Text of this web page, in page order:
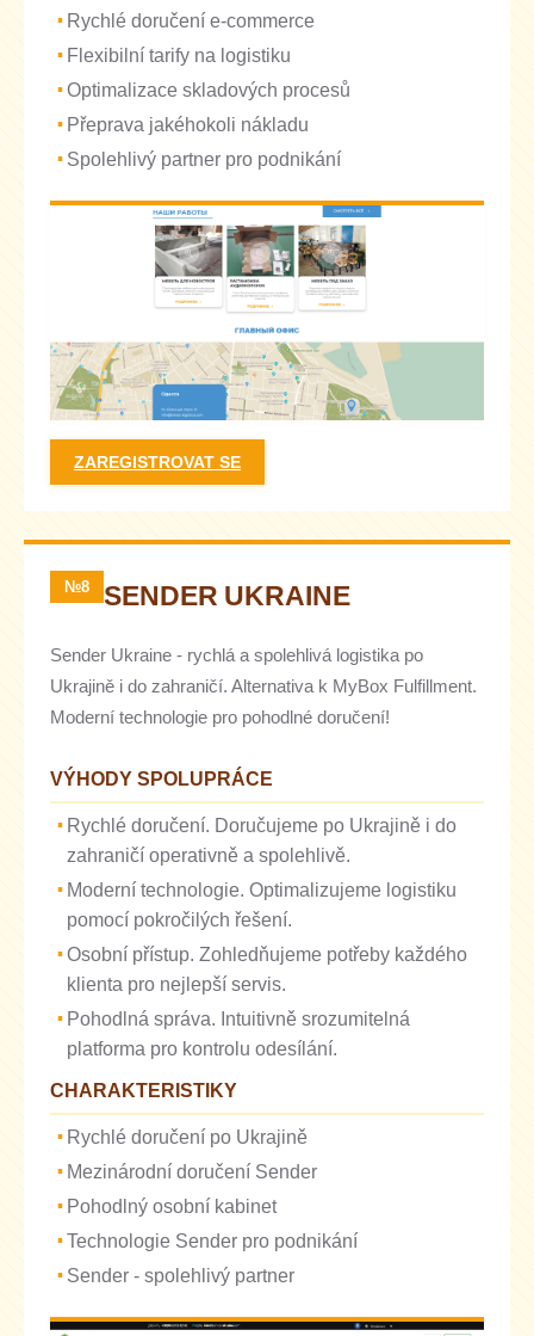
Rychlé doručení e-commerce
Flexibilní tarify na logistiku
Optimalizace skladových procesů
Přeprava jakéhokoli nákladu
Spolehlivý partner pro podnikání
ZAREGISTROVAT SE
№8 SENDER UKRAINE
Sender Ukraine - rychlá a spolehlivá logistika po
Ukrajině i do zahraničí. Alternativa k MyBox Fulfillment.
Moderní technologie pro pohodlné doručení!
VÝHODY SPOLUPRÁCE
Rychlé doručení. Doručujeme po Ukrajině i do
zahraničí operativně a spolehlivě.
Moderní technologie. Optimalizujeme logistiku
pomocí pokročilých řešení.
Osobní přístup. Zohledňujeme potřeby každého
klienta pro nejlepší servis.
Pohodlná správa. Intuitivně srozumitelná
platforma pro kontrolu odesílání.
CHARAKTERISTIKY
Rychlé doručení po Ukrajině
Mezinárodní doručení Sender
Pohodlný osobní kabinet
Technologie Sender pro podnikání
Sender - spolehlivý partner